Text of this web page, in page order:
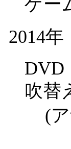
ゲー
2014年
DVD
吹替
(